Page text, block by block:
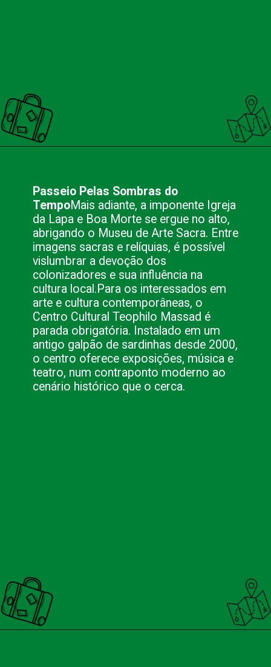
Passeio Pelas Sombras do
TempoMais adiante, a imponente Igreja
da Lapa e Boa Morte se ergue no alto,
abrigando o Museu de Arte Sacra. Entre
imagens sacras e relíquias, é possível
vislumbrar a devoção dos
colonizadores e sua influência na
cultura local.Para os interessados em
arte e cultura contemporâneas, o
Centro Cultural Teophilo Massad é
parada obrigatória. Instalado em um
antigo galpão de sardinhas desde 2000,
o centro oferece exposições, música e
teatro, num contraponto moderno ao
cenário histórico que o cerca.